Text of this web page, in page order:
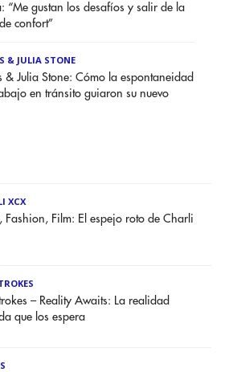
“Me gustan los desafíos y salir de la
confort”
& JULIA STONE
& Julia Stone: Cómo la espontaneidad
en tránsito guiaron su nuevo
XCX
Fashion, Film: El espejo roto de Charli
– Reality Awaits: La realidad
que los espera